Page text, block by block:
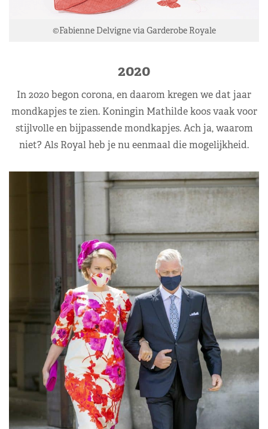
©Fabienne Delvigne via Garderobe Royale
2020
In 2020 begon corona, en daarom kregen we dat jaar
mondkapjes te zien. Koningin Mathilde koos vaak voor
stijlvolle en bijpassende mondkapjes. Ach ja, waarom
niet? Als Royal heb je nu eenmaal die mogelijkheid.